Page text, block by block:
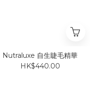
Nutraluxe 自生睫毛精華
HK$440.00